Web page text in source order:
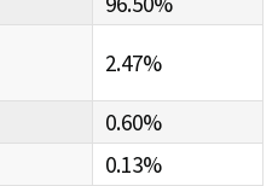
2.47%
0.60%
0.13%